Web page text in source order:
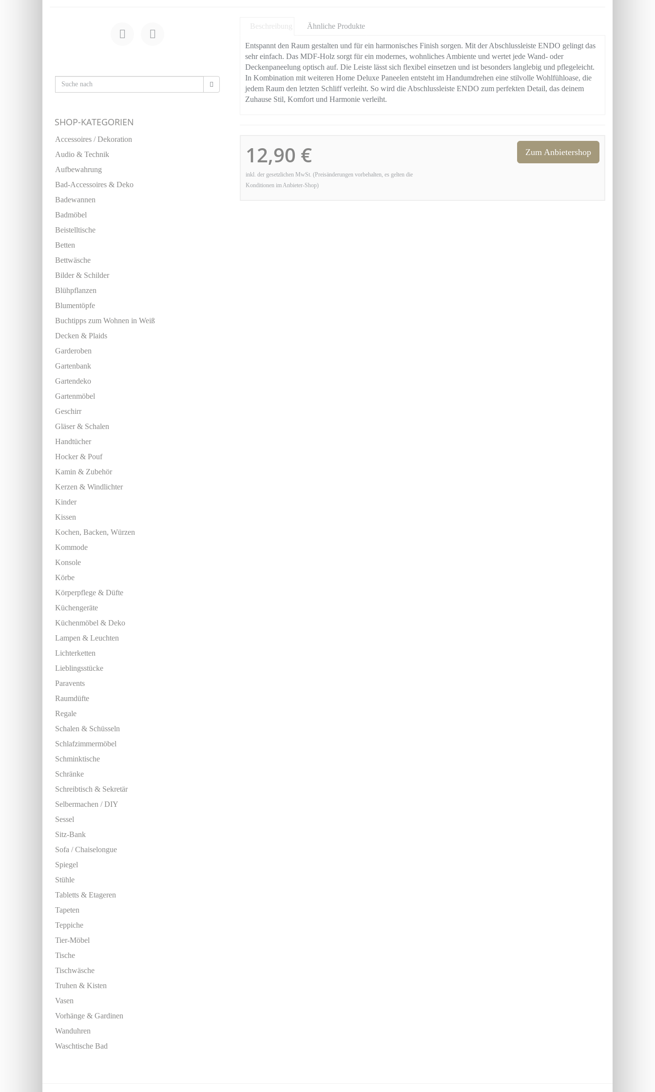
Beschreibung Ähnliche Produkte
Entspannt den Raum gestalten und für ein harmonisches Finish sorgen. Mit der Abschlussleiste ENDO gelingt das
sehr einfach. Das MDF-Holz sorgt für ein modernes, wohnliches Ambiente und wertet jede Wand- oder
Deckenpaneelung optisch auf. Die Leiste lässt sich flexibel einsetzen und ist besonders langlebig und pflegeleicht.
In Kombination mit weiteren Home Deluxe Paneelen entsteht im Handumdrehen eine stilvolle Wohlfühloase, die
jedem Raum den letzten Schliff verleiht. So wird die Abschlussleiste ENDO zum perfekten Detail, das deinem
Zuhause Stil, Komfort und Harmonie verleiht.
12,90 €
inkl. der gesetzlichen MwSt. (Preisänderungen vorbehalten, es gelten die
Konditionen im Anbieter-Shop)
Zum Anbietershop
SHOP-KATEGORIEN
Accessoires / Dekoration
Audio & Technik
Aufbewahrung
Bad-Accessoires & Deko
Badewannen
Badmöbel
Beistelltische
Betten
Bettwäsche
Bilder & Schilder
Blühpflanzen
Blumentöpfe
Buchtipps zum Wohnen in Weiß
Decken & Plaids
Garderoben
Gartenbank
Gartendeko
Gartenmöbel
Geschirr
Gläser & Schalen
Handtücher
Hocker & Pouf
Kamin & Zubehör
Kerzen & Windlichter
Kinder
Kissen
Kochen, Backen, Würzen
Kommode
Konsole
Körbe
Körperpflege & Düfte
Küchengeräte
Küchenmöbel & Deko
Lampen & Leuchten
Lichterketten
Lieblingsstücke
Paravents
Raumdüfte
Regale
Schalen & Schüsseln
Schlafzimmermöbel
Schminktische
Schränke
Schreibtisch & Sekretär
Selbermachen / DIY
Sessel
Sitz-Bank
Sofa / Chaiselongue
Spiegel
Stühle
Tabletts & Etageren
Tapeten
Teppiche
Tier-Möbel
Tische
Tischwäsche
Truhen & Kisten
Vasen
Vorhänge & Gardinen
Wanduhren
Waschtische Bad